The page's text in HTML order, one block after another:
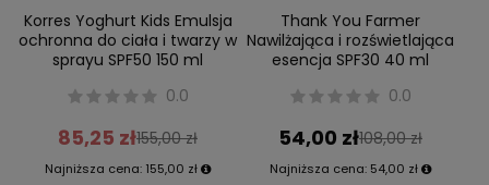
Korres Yoghurt Kids Emulsja
ochronna do ciała i twarzy w
sprayu SPF50 150 ml
0.0
85,25 zł155,00 zł
Najniższa cena: 155,00 zł
Thank You Farmer
Nawilżająca i rozświetlająca
esencja SPF30 40 ml
0.0
54,00 zł108,00 zł
Najniższa cena: 54,00 zł